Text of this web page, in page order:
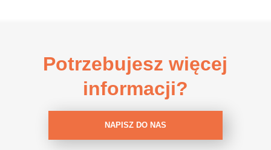
Potrzebujesz więcej
informacji?
NAPISZ DO NAS